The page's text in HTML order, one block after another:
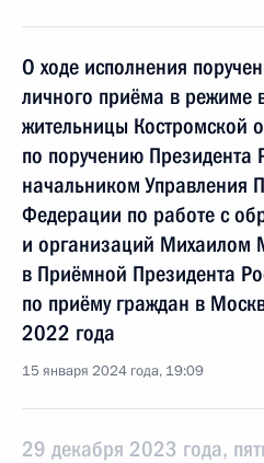
О ходе исполнения
личного приёма в режиме
жительницы Костромской
по поручению Президента
начальником Управления
Федерации по работе с
и организаций Михаилом
в Приёмной Президента
по приёму граждан в
2022 года
15 января 2024 года, 19:09
29 декабря 2023 года,